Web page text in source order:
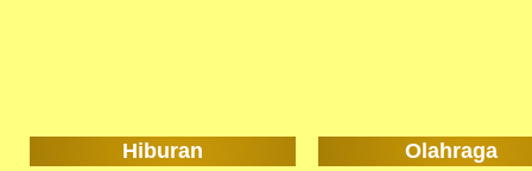
Hiburan Olahraga